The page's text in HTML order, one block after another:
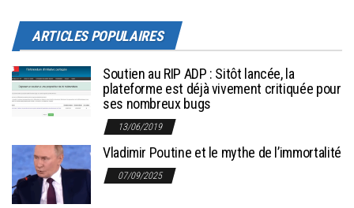
ARTICLES POPULAIRES
Soutien au RIP ADP : Sitôt lancée, la
plateforme est déjà vivement critiquée pour
ses nombreux bugs
13/06/2019
Vladimir Poutine et le mythe de l’immortalité
07/09/2025